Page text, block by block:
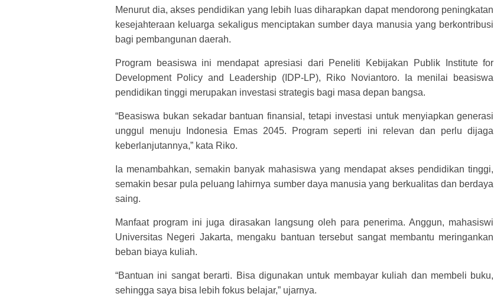
Menurut dia, akses pendidikan yang lebih luas diharapkan dapat mendorong peningkatan
kesejahteraan keluarga sekaligus menciptakan sumber daya manusia yang berkontribusi
bagi pembangunan daerah.
Program beasiswa ini mendapat apresiasi dari Peneliti Kebijakan Publik Institute for
Development Policy and Leadership (IDP-LP), Riko Noviantoro. Ia menilai beasiswa
pendidikan tinggi merupakan investasi strategis bagi masa depan bangsa.
“Beasiswa bukan sekadar bantuan finansial, tetapi investasi untuk menyiapkan generasi
unggul menuju Indonesia Emas 2045. Program seperti ini relevan dan perlu dijaga
keberlanjutannya,” kata Riko.
Ia menambahkan, semakin banyak mahasiswa yang mendapat akses pendidikan tinggi,
semakin besar pula peluang lahirnya sumber daya manusia yang berkualitas dan berdaya
saing.
Manfaat program ini juga dirasakan langsung oleh para penerima. Anggun, mahasiswi
Universitas Negeri Jakarta, mengaku bantuan tersebut sangat membantu meringankan
beban biaya kuliah.
“Bantuan ini sangat berarti. Bisa digunakan untuk membayar kuliah dan membeli buku,
sehingga saya bisa lebih fokus belajar,” ujarnya.